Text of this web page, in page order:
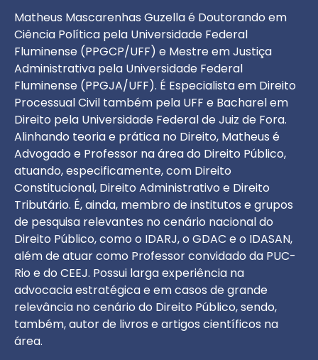
Matheus Mascarenhas Guzella é Doutorando em
Ciência Política pela Universidade Federal
Fluminense (PPGCP/UFF) e Mestre em Justiça
Administrativa pela Universidade Federal
Fluminense (PPGJA/UFF). É Especialista em Direito
Processual Civil também pela UFF e Bacharel em
Direito pela Universidade Federal de Juiz de Fora.
Alinhando teoria e prática no Direito, Matheus é
Advogado e Professor na área do Direito Público,
atuando, especificamente, com Direito
Constitucional, Direito Administrativo e Direito
Tributário. É, ainda, membro de institutos e grupos
de pesquisa relevantes no cenário nacional do
Direito Público, como o IDARJ, o GDAC e o IDASAN,
além de atuar como Professor convidado da PUC-
Rio e do CEEJ. Possui larga experiência na
advocacia estratégica e em casos de grande
relevância no cenário do Direito Público, sendo,
também, autor de livros e artigos científicos na
área.